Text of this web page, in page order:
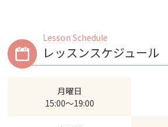
Lesson Schedule
レッスンスケジュール
月曜日
15:00～19:00